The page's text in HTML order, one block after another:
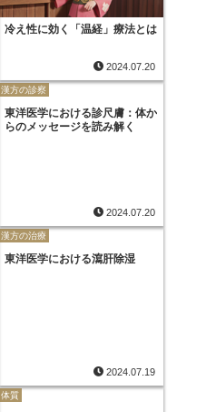
冷え性に効く「温経」療法とは
2024.07.20
漢方の診察
東洋医学における診尺膚：体か
らのメッセージを読み解く
2024.07.20
漢方の治療
東洋医学における瀉肝除湿
2024.07.19
体質